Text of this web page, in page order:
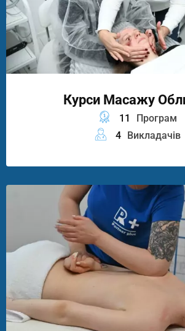
Курси Масажу
11
Програм
4 Викладачів